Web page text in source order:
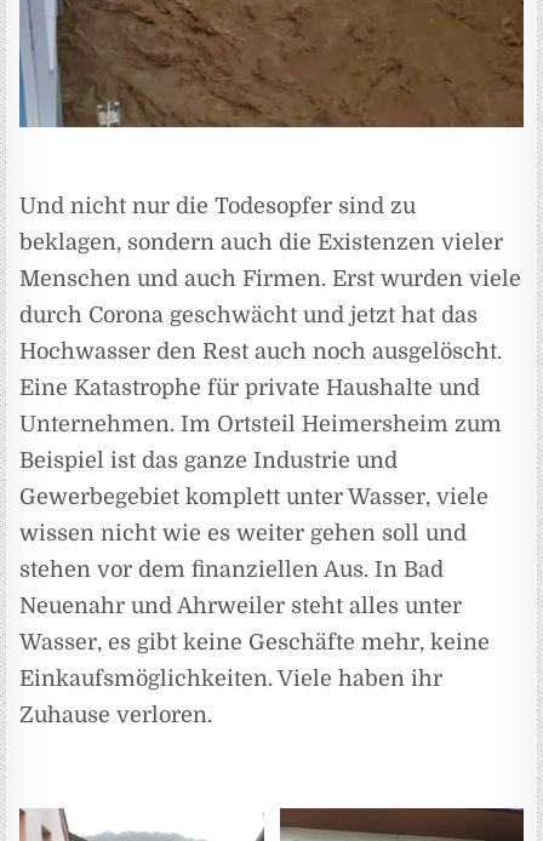
Und nicht nur die Todesopfer sind zu
beklagen, sondern auch die Existenzen vieler
Menschen und auch Firmen. Erst wurden viele
durch Corona geschwächt und jetzt hat das
Hochwasser den Rest auch noch ausgelöscht.
Eine Katastrophe für private Haushalte und
Unternehmen. Im Ortsteil Heimersheim zum
Beispiel ist das ganze Industrie und
Gewerbegebiet komplett unter Wasser, viele
wissen nicht wie es weiter gehen soll und
stehen vor dem finanziellen Aus. In Bad
Neuenahr und Ahrweiler steht alles unter
Wasser, es gibt keine Geschäfte mehr, keine
Einkaufsmöglichkeiten. Viele haben ihr
Zuhause verloren.